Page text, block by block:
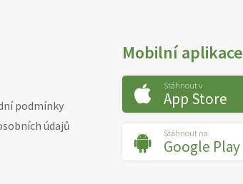
podmínky
údajů
Mobilní aplikace
Stáhnout v
App Store
Stáhnout na
Google Play